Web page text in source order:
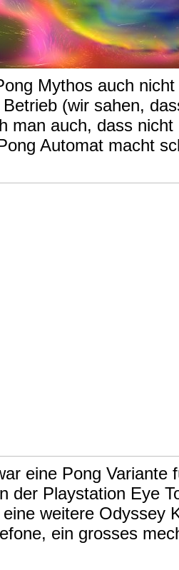
Mythos auch
(wir sahen,
man auch, dass
Automat macht
eine Pong
der Playstation Eye
weitere Odyssey
ein grosses